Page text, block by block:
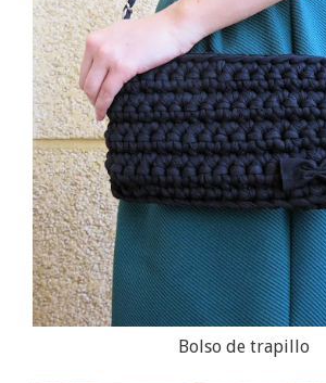
Bolso de trapillo